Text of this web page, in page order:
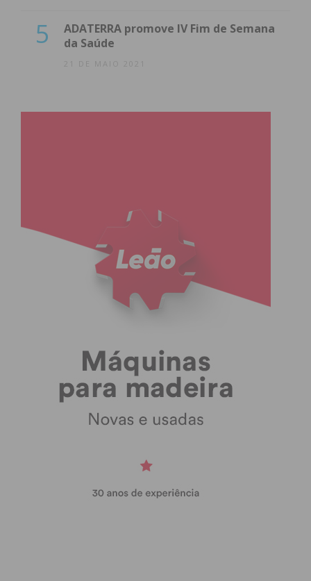
5
ADATERRA promove IV Fim de Semana
da Saúde
21 DE MAIO 2021